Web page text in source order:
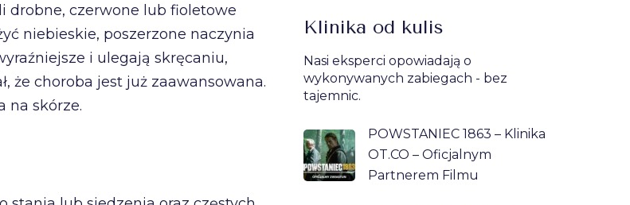
drobne, czerwone lub fioletowe
niebieskie, poszerzone naczynia
i ulegają skręcaniu,
że choroba jest już zaawansowana.
na skórze.
Klinika od kulis
Nasi eksperci opowiadają o
wykonywanych zabiegach - bez
tajemnic.
POWSTANIEC 1863 – Klinika
OT.CO – Oficjalnym
Partnerem Filmu